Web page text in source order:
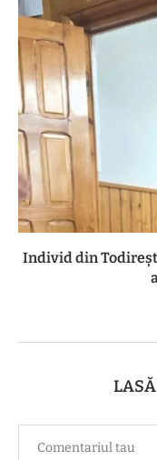
Individ din